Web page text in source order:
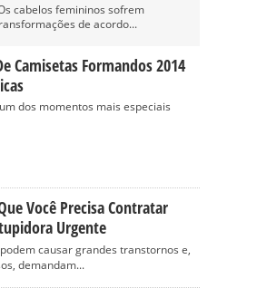
cabelos femininos sofrem
de acordo...
Camisetas Formandos 2014
dos momentos mais especiais
Você Precisa Contratar
Urgente
causar grandes transtornos e,
demandam...